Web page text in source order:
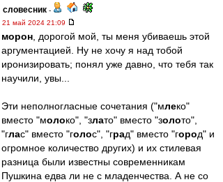
словесник -
21 май 2024 21:09
морон , дорогой мой, ты меня убиваешь этой
аргументацией. Ну не хочу я над тобой
иронизировать; понял уже давно, что тебя так
научили, увы...
Эти неполногласные сочетания ("млеко"
вместо "молоко", "злато" вместо "золото",
"глас" вместо "голос", "град" вместо "город" и
огромное количество других) и их стилевая
разница были известны современникам
Пушкина едва ли не с младенчества. А не со